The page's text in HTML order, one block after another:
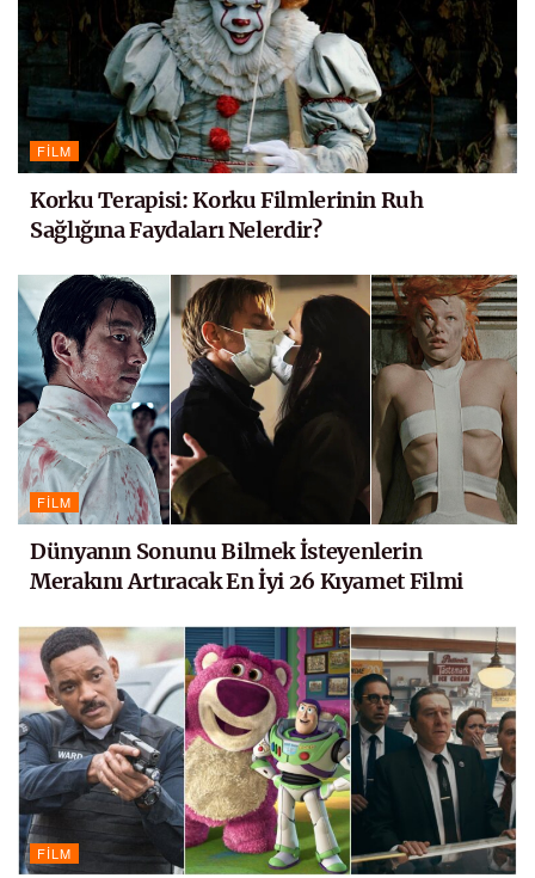
FILM
Korku Terapisi: Korku Filmlerinin Ruh
Sağlığına Faydaları Nelerdir?
FILM
Dünyanın Sonunu Bilmek İsteyenlerin
Merakını Artıracak En İyi 26 Kıyamet Filmi
FILM